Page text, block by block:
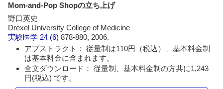
Mom-and-Pop Shopの立ち上げ
野口英史
Drexel University College of Medicine
実験医学 24 (6)878-880, 2006.
アブストラクト： 従量制は110円（税込）、基本料金制
は基本料金に含まれます。
全文ダウンロード： 従量制、基本料金制の方共に1,243
円(税込) です。